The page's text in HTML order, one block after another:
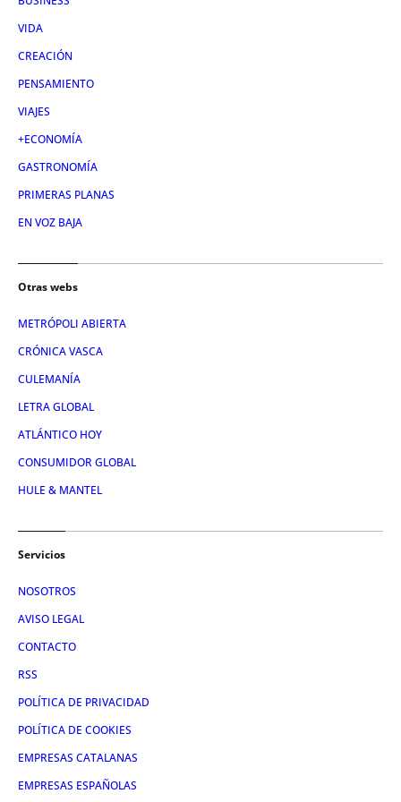
VIDA
CREACIÓN
PENSAMIENTO
VIAJES
+ECONOMÍA
GASTRONOMÍA
PRIMERAS PLANAS
EN VOZ BAJA
Otras webs
METRÓPOLI ABIERTA
CRÓNICA VASCA
CULEMANÍA
LETRA GLOBAL
ATLÁNTICO HOY
CONSUMIDOR GLOBAL
HULE & MANTEL
Servicios
NOSOTROS
AVISO LEGAL
CONTACTO
RSS
POLÍTICA DE PRIVACIDAD
POLÍTICA DE COOKIES
EMPRESAS CATALANAS
EMPRESAS ESPAÑOLAS